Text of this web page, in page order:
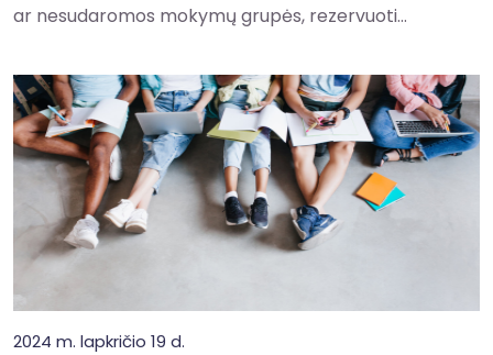
ar nesudaromos mokymų grupės, rezervuoti...
2024 m. lapkričio 19 d.